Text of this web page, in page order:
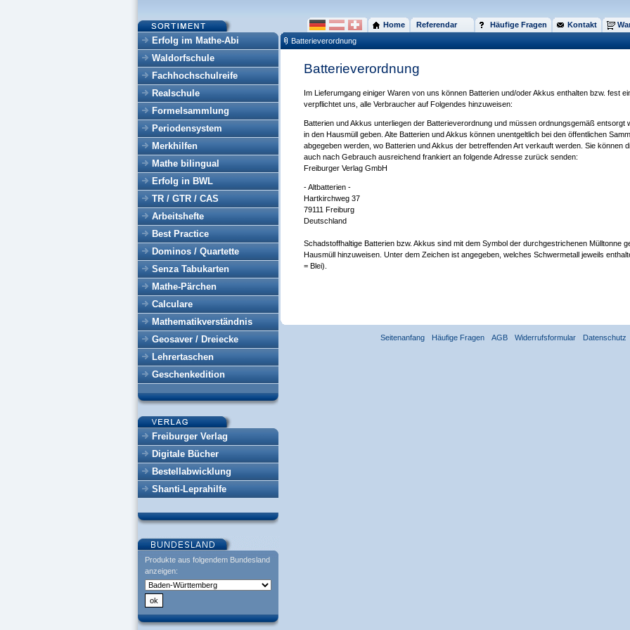
Erfolg im Mathe-Abi
Waldorfschule
Fachhochschulreife
Realschule
Formelsammlung
Periodensystem
Merkhilfen
Mathe bilingual
Erfolg in BWL
TR / GTR / CAS
Arbeitshefte
Best Practice
Dominos / Quartette
Senza Tabukarten
Mathe-Pärchen
Calculare
Mathematikverständnis
Geosaver / Dreiecke
Lehrertaschen
Geschenkedition
Freiburger Verlag
Digitale Bücher
Bestellabwicklung
Shanti-Leprahilfe
Produkte aus folgendem Bundesland
anzeigen:
Home Referendar Häufige Fragen Kontakt
Batterieverordnung
Batterieverordnung
Im Lieferumgang einiger Waren von uns können Batterien und/oder Akkus enthalten bzw. fest
verpflichtet uns, alle Verbraucher auf Folgendes hinzuweisen:
Batterien und Akkus unterliegen der Batterieverordnung und müssen ordnungsgemäß entsorgt
in den Hausmüll geben. Alte Batterien und Akkus können unentgeltlich bei den öffentlichen
abgegeben werden, wo Batterien und Akkus der betreffenden Art verkauft werden. Sie können
auch nach Gebrauch ausreichend frankiert an folgende Adresse zurück senden:
Freiburger Verlag GmbH
- Altbatterien -
Hartkirchweg 37
79111 Freiburg
Deutschland
Schadstoffhaltige Batterien bzw. Akkus sind mit dem Symbol der durchgestrichenen Mülltonne
Hausmüll hinzuweisen. Unter dem Zeichen ist angegeben, welches Schwermetall jeweils
= Blei).
Seitenanfang Häufige Fragen AGB Widerrufsformular Datenschutz